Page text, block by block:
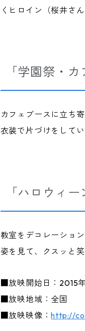
くヒロイン（桜井さ
「学園祭・
カフェブースに立ち
衣装で片づけをして
「ハロウィ
教室をデコレーショ
姿を見て、クスッと
■放映開始日：2015年
■放映地域：全国
■放映映像：http://